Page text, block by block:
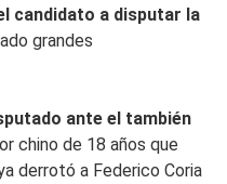
candidato a disputar la
grandes
ante el también
chino de 18 años que
derrotó a Federico Coria